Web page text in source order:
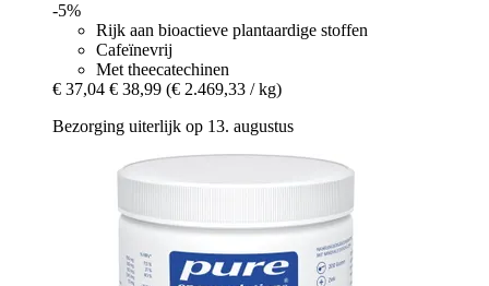
-5%
Rijk aan bioactieve plantaardige stoffen
Cafeïnevrij
Met theecatechinen
€ 37,04 € 38,99 (€ 2.469,33 / kg)
Bezorging uiterlijk op 13. augustus